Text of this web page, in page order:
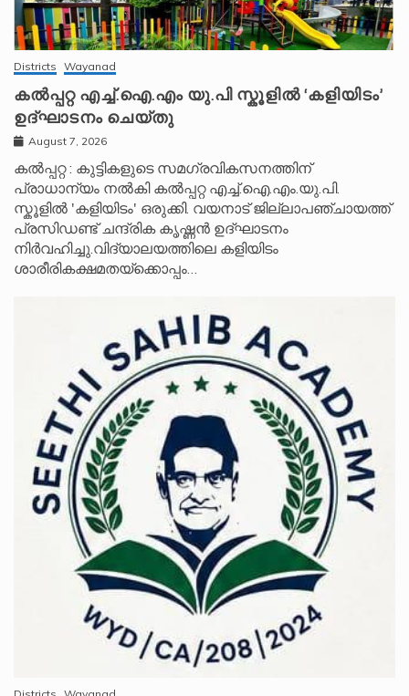
Districts Wayanad
കൽപ്പറ്റ എച്ച്.ഐ.എം യു.പി സ്കൂ‌ളിൽ ‘കളിയിടം’
ഉദ്ഘാടനം ചെയ്തു
August 7, 2026
കൽപ്പറ്റ : കുട്ടികളുടെ സമഗ്രവികസനത്തിന്
പ്രാധാന്യം നൽകി കൽപ്പറ്റ എച്ച്.ഐ.എം.യു.പി.
സ്കൂ‌ളിൽ 'കളിയിടം' ഒരുക്കി. വയനാട് ജില്ലാപഞ്ചായത്ത്
പ്രസിഡണ്ട് ചന്ദ്രിക കൃഷ്ണൻ ഉദ്ഘാടനം
നിർവഹിച്ചു.വിദ്യാലയത്തിലെ കളിയിടം
ശാരീരികക്ഷമതയ്‌ക്കൊപ്പം…